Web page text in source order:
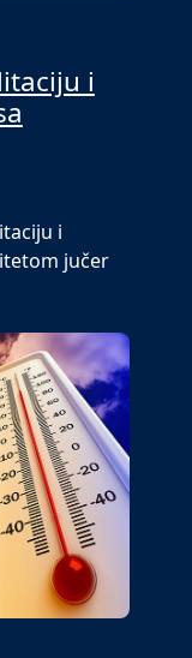
i
i
jučer